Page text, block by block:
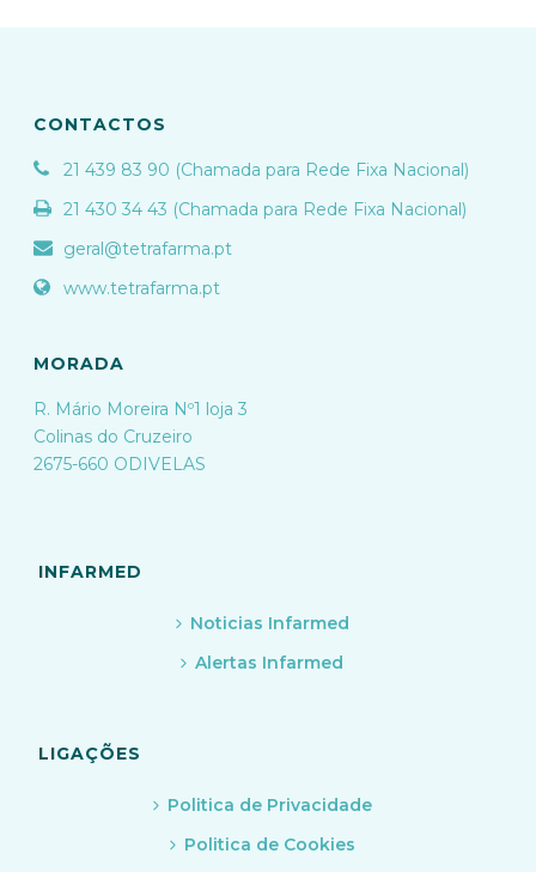
CONTACTOS
21 439 83 90 (Chamada para Rede Fixa Nacional)
21 430 34 43 (Chamada para Rede Fixa Nacional)
geral@tetrafarma.pt
www.tetrafarma.pt
MORADA
R. Mário Moreira Nº1 loja 3
Colinas do Cruzeiro
2675-660 ODIVELAS
INFARMED
Noticias Infarmed
Alertas Infarmed
LIGAÇÕES
Politica de Privacidade
Politica de Cookies